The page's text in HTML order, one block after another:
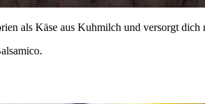
als Käse aus Kuhmilch und versorgt